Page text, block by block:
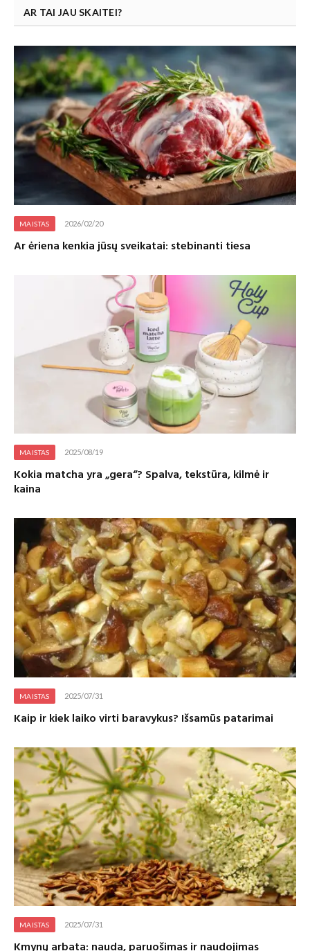
AR TAI JAU SKAITEI?
MAISTAS 2026/02/20
Ar ėriena kenkia jūsų sveikatai: stebinanti tiesa
MAISTAS 2025/08/19
Kokia matcha yra „gera“? Spalva, tekstūra, kilmė ir
kaina
MAISTAS 2025/07/31
Kaip ir kiek laiko virti baravykus? Išsamūs patarimai
MAISTAS 2025/07/31